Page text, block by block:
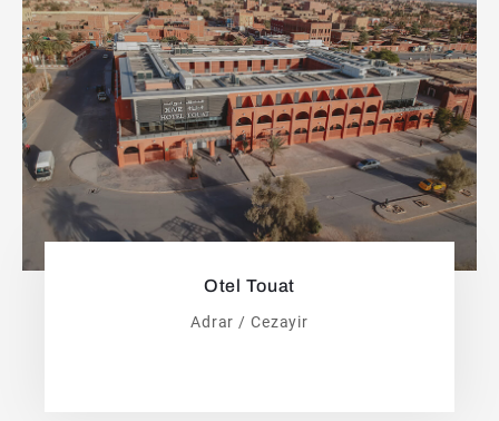
Otel Touat
Adrar / Cezayir